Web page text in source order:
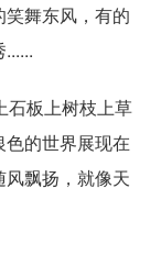
舞东风，有的
石板上树枝上草
的世界展现在
飘扬，就像天